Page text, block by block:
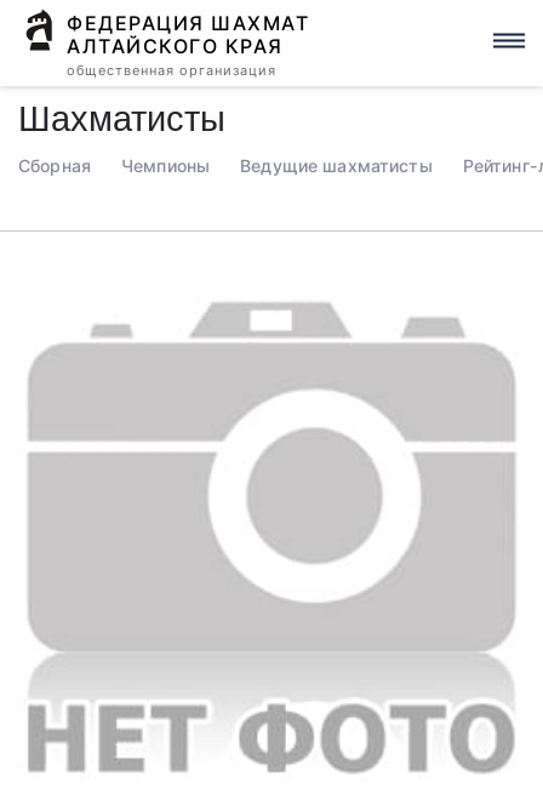
ФЕДЕРАЦИЯ ШАХМАТ
АЛТАЙСКОГО КРАЯ
общественная организация
Шахматисты
Сборная Чемпионы Ведущие шахматисты Рейтинг-